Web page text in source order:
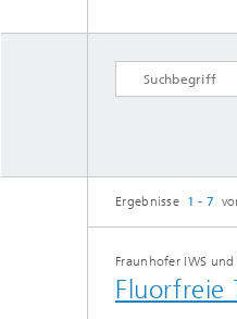
Reaktive
Tribologische und
Schichten
PVD-Schichten
Tribologische
Ergebnisse 1 - 7
Fraunhofer IWS
Fluorfreie